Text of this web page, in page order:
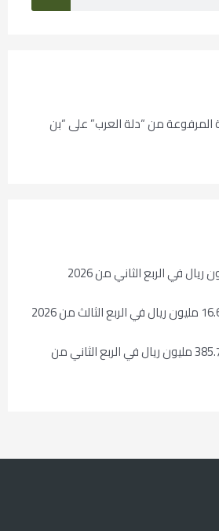
المرفوعة من “دلة العرب” على “بن
“سينومي سنترز” تربح 385.7 مليون ريال في الربع الثاني من